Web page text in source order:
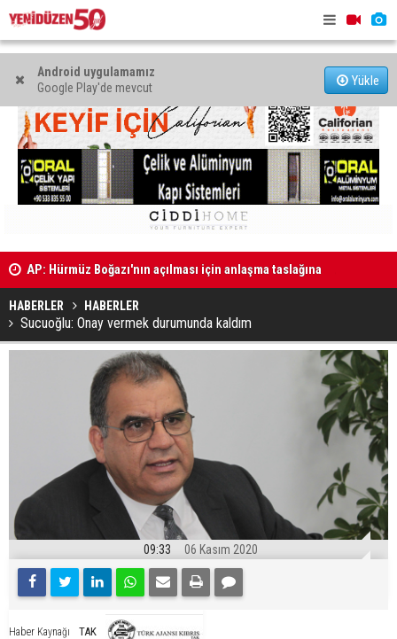
Android uygulamamız
Google Play'de mevcut
Yükle
AP: Hürmüz Boğazı'nın açılması için anlaşma taslağına
Aktunç: “Kadına yönelik şiddet münferit değil,
sistematik bir toplumsal sorundur”
HABERLER HABERLER
Sucuoğlu: Onay vermek durumunda kaldım
09:33 06 Kasım 2020
Haber Kaynağı TAK